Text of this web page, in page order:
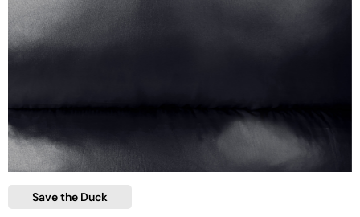
Save the Duck